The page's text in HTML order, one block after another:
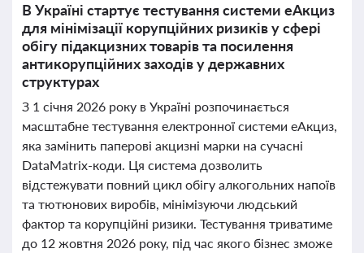
В Україні стартує тестування системи еАкциз
для мінімізації корупційних ризиків у сфері
обігу підакцизних товарів та посилення
антикорупційних заходів у державних
структурах
З 1 січня 2026 року в Україні розпочинається
масштабне тестування електронної системи еАкциз,
яка замінить паперові акцизні марки на сучасні
DataMatrix-коди. Ця система дозволить
відстежувати повний цикл обігу алкогольних напоїв
та тютюнових виробів, мінімізуючи людський
фактор та корупційні ризики. Тестування триватиме
до 12 жовтня 2026 року, під час якого бізнес зможе